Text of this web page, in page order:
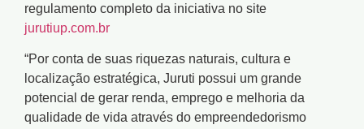
regulamento completo da iniciativa no site
jurutiup.com.br
“Por conta de suas riquezas naturais, cultura e
localização estratégica, Juruti possui um grande
potencial de gerar renda, emprego e melhoria da
qualidade de vida através do empreendedorismo